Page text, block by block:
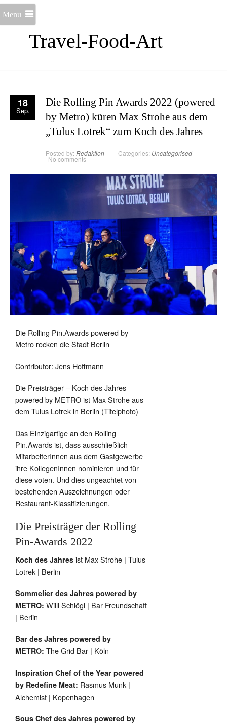
Travel-Food-Art
Menu
18
Sep.
Die Rolling Pin Awards 2022 (powered
by Metro) küren Max Strohe aus dem
„Tulus Lotrek“ zum Koch des Jahres
Posted by: Redaktion Categories: Uncategorised
No comments
Die Rolling Pin.Awards powered by
Metro rocken die Stadt Berlin
Contributor: Jens Hoffmann
Die Preisträger – Koch des Jahres
powered by METRO ist Max Strohe aus
dem Tulus Lotrek in Berlin (Titelphoto)
Das Einzigartige an den Rolling
Pin.Awards ist, dass ausschließlich
MitarbeiterInnen aus dem Gastgewerbe
ihre KollegenInnen nominieren und für
diese voten. Und dies ungeachtet von
bestehenden Auszeichnungen oder
Restaurant-Klassifizierungen.
Die Preisträger der Rolling
Pin-Awards 2022
Koch des Jahres ist Max Strohe | Tulus
Lotrek | Berlin
Sommelier des Jahres powered by
METRO: Willi Schlögl | Bar Freundschaft
| Berlin
Bar des Jahres powered by
METRO: The Grid Bar | Köln
Inspiration Chef of the Year powered
by Redefine Meat: Rasmus Munk |
Alchemist | Kopenhagen
Sous Chef des Jahres powered by